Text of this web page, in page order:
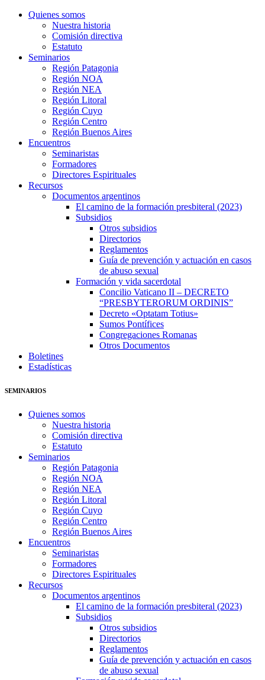
Quienes somos
Nuestra historia
Comisión directiva
Estatuto
Seminarios
Región Patagonia
Región NOA
Región NEA
Región Litoral
Región Cuyo
Región Centro
Región Buenos Aires
Encuentros
Seminaristas
Formadores
Directores Espirituales
Recursos
Documentos argentinos
El camino de la formación presbiteral (2023)
Subsidios
Otros subsidios
Directorios
Reglamentos
Guía de prevención y actuación en casos
de abuso sexual
Formación y vida sacerdotal
Concilio Vaticano II – DECRETO
“PRESBYTERORUM ORDINIS”
Decreto «Optatam Totius»
Sumos Pontífices
Congregaciones Romanas
Otros Documentos
Boletines
Estadísticas
SEMINARIOS
Quienes somos
Nuestra historia
Comisión directiva
Estatuto
Seminarios
Región Patagonia
Región NOA
Región NEA
Región Litoral
Región Cuyo
Región Centro
Región Buenos Aires
Encuentros
Seminaristas
Formadores
Directores Espirituales
Recursos
Documentos argentinos
El camino de la formación presbiteral (2023)
Subsidios
Otros subsidios
Directorios
Reglamentos
Guía de prevención y actuación en casos
de abuso sexual